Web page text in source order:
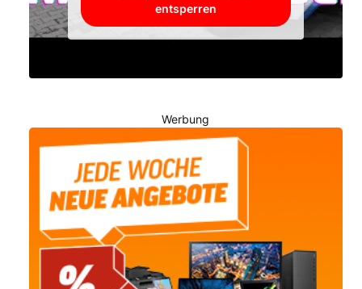
entsperren
Werbung